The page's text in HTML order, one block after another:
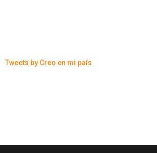
Tweets by Creo en mi país